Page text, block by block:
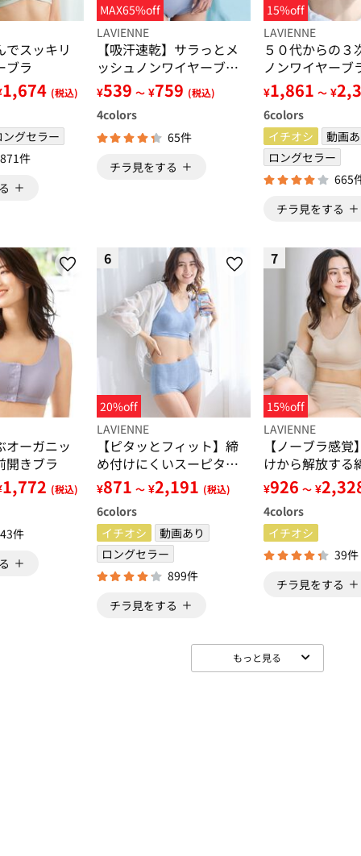
でスッキリ
ブラ
1,674 (税込)
ングセラー
871件
MAX65%off
LAVIENNE
【吸汗速乾】サラっとメ
ッシュノンワイヤーブ
ラ・ショーツ（別売）
¥539 ～ ¥759 (税込)
4colors
65件
チラ見をする
15%off
LAVIENNE
５０代からの３
ノンワイヤーブ
０～Ｄ９５】
¥1,861 ～ ¥
6colors
イチオシ
動画
ロングセラー
665
チラ見をする
オーガニッ
開きブラ
1,772 (税込)
43件
6
20%off
LAVIENNE
【ピタッとフィット】締
め付けにくいスーピタブ
ラ・ショーツ（別売）
¥871 ～ ¥2,191 (税込)
6colors
イチオシ
動画あり
ロングセラー
899件
チラ見をする
7
15%off
LAVIENNE
【ノーブラ感覚
けから解放する
ーピタリラック
ショーツ（別売
¥926 ～ ¥
4colors
イチオシ
39件
チラ見をする
もっと見る